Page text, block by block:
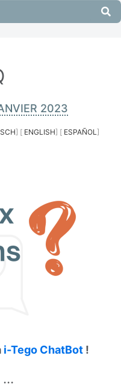
2023
] [ ENGLISH] [ ESPAÑOL]
i-Tego ChatBot !